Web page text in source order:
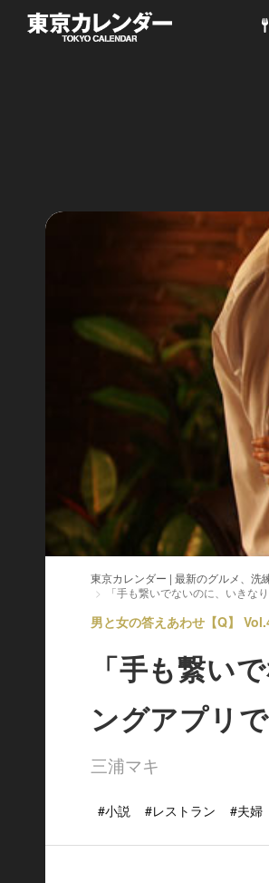
東京カレンダー | 最新のグルメ、洗
「手も繋いでないのに、いき
男と女の答えあわせ【Q】
「手も繋い
ングアプリ
三浦マキ
#小説 #レストラン #夫婦